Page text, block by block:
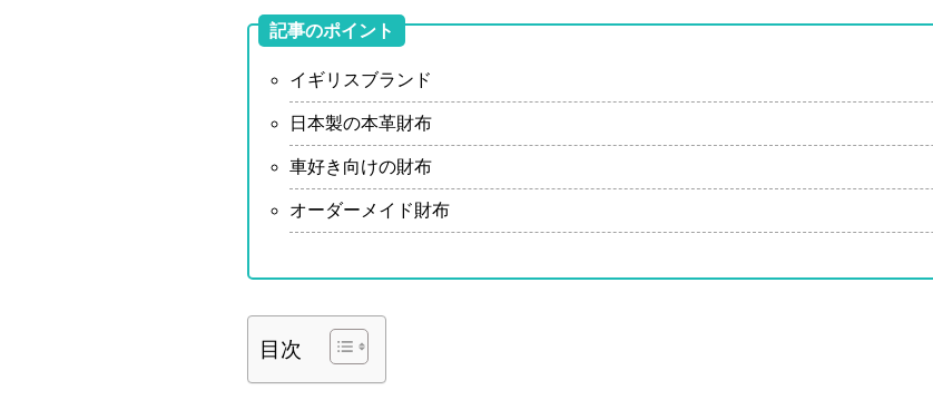
記事のポイント
イギリスブランド
日本製の本革財布
車好き向けの財布
オーダーメイド財布
目次